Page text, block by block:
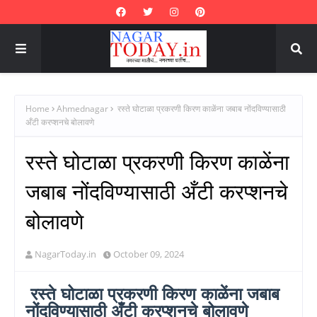
Home Ahmednagar
रस्ते घोटाळा प्रकरणी किरण काळेंना जबाब नोंदविण्यासाठी
अँटी करप्शनचे बोलावणे
रस्ते घोटाळा प्रकरणी किरण काळेंना
जबाब नोंदविण्यासाठी अँटी करप्शनचे
बोलावणे
NagarToday.in October 09, 2024
रस्ते घोटाळा प्रकरणी किरण काळेंना जबाब
नोंदविण्यासाठी अँटी करप्शनचे बोलावणे